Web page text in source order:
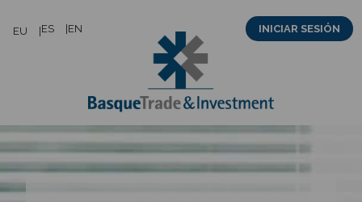
EU ES EN INICIAR SESIÓN